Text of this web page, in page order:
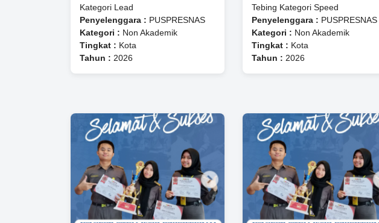
Kategori Lead
Penyelenggara : PUSPRESNAS
Kategori : Non Akademik
Tingkat : Kota
Tahun : 2026
Tebing Kategori Speed
Penyelenggara : PUSPRESNAS
Kategori : Non Akademik
Tingkat : Kota
Tahun : 2026